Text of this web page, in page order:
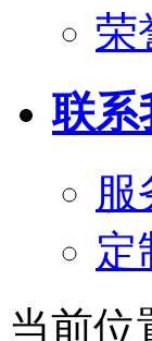
荣
联系
服
定
当前位